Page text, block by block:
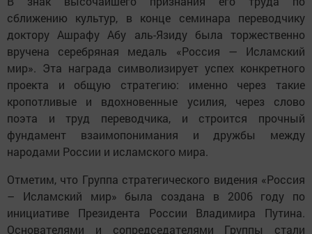
сближению культур, в конце семинара переводчику
доктору Ашрафу Абу аль-Язиду была торжественно
вручена серебряная медаль «Россия — Исламский
мир». Эта награда символизирует успех конкретного
проекта и общую стратегию: именно через такие
кропотливые и вдохновенные усилия, через слово
поэта и труд переводчика, и строится прочный
фундамент взаимопонимания и дружбы между
народами России и исламского мира.
Отметим, что Группа стратегического видения «Россия
– Исламский мир» была создана в 2006 году по
инициативе Президента России Владимира Путина.
Основателями и сопредседателями Группы стали